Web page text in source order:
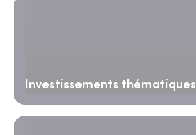
Investissements thématiques